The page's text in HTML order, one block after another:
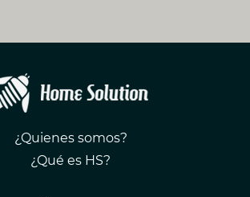
¿Quienes somos?
¿Qué es HS?